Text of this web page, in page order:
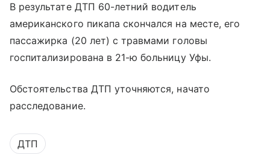
В результате ДТП 60-летний водитель
американского пикапа скончался на месте, его
пассажирка (20 лет) с травмами головы
госпитализирована в 21-ю больницу Уфы.
Обстоятельства ДТП уточняются, начато
расследование.
ДТП